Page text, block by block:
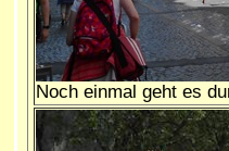
Noch einmal geht es